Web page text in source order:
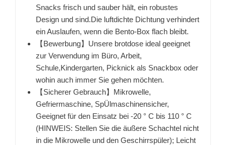
Snacks frisch und sauber hält, ein robustes
Design und sind.Die luftdichte Dichtung verhindert
ein Auslaufen, wenn die Bento-Box flach bleibt.
【Bewerbung】Unsere brotdose ideal geeignet
zur Verwendung im Büro, Arbeit,
Schule,Kindergarten, Picknick als Snackbox oder
wohin auch immer Sie gehen möchten.
【Sicherer Gebrauch】Mikrowelle,
Gefriermaschine, SpÜlmaschinensicher,
Geeignet für den Einsatz bei -20 ° C bis 110 ° C
(HINWEIS: Stellen Sie die äußere Schachtel nicht
in die Mikrowelle und den Geschirrspüler); Leicht